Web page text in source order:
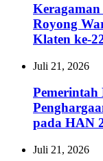
Royong
Klaten ke-
Juli 21, 2026
pada HAN
Juli 21, 2026